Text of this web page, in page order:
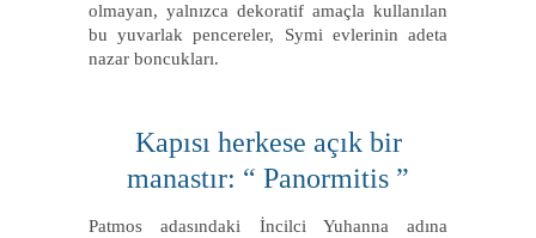
olmayan, yalnızca dekoratif amaçla kullanılan
bu yuvarlak pencereler, Symi evlerinin adeta
nazar boncukları.
Kapısı herkese açık bir
manastır: “ Panormitis ”
Patmos adasındaki İncilci Yuhanna adına